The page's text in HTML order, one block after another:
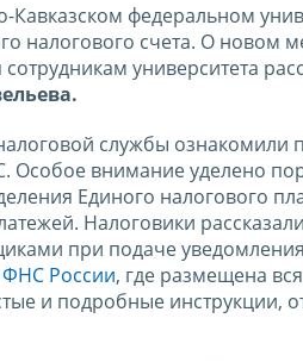
Кавказском федеральном
налогового счета. О
университета
службы
Особое внимание уделено
Единого налогового
Налоговики
при подаче
России, где размещена
и подробные